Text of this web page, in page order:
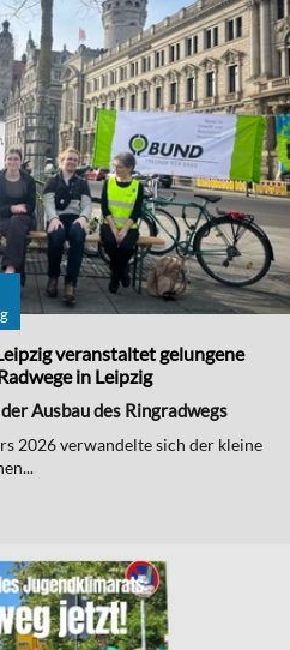
veranstaltet gelungene
in Leipzig
Ausbau des Ringradwegs
2026 verwandelte sich der kleine